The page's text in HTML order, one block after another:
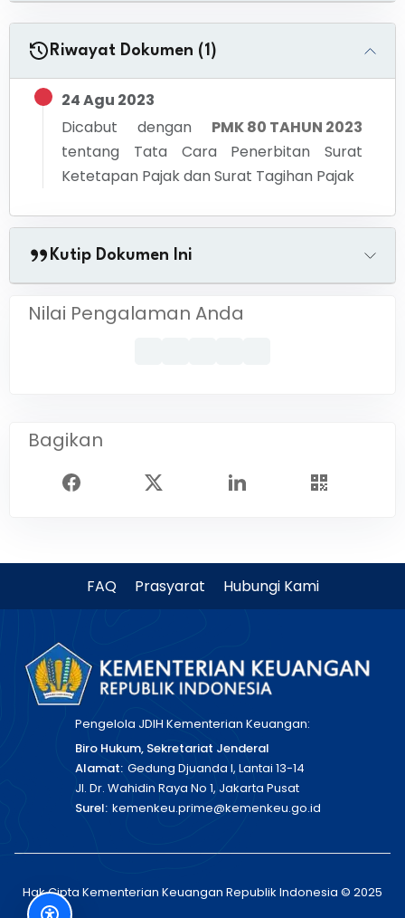
Riwayat Dokumen (1)
24 Agu 2023
Dicabut dengan
PMK 80 TAHUN 2023
tentang Tata Cara Penerbitan Surat
Ketetapan Pajak dan Surat Tagihan Pajak
Kutip Dokumen Ini
Nilai Pengalaman Anda
Bagikan
FAQ Prasyarat Hubungi Kami
Pengelola JDIH Kementerian Keuangan:
Biro Hukum, Sekretariat Jenderal
Alamat: Gedung Djuanda I, Lantai 13-14
Jl. Dr. Wahidin Raya No 1, Jakarta Pusat
Surel: kemenkeu.prime@kemenkeu.go.id
Hak Cipta Kementerian Keuangan Republik Indonesia © 2025